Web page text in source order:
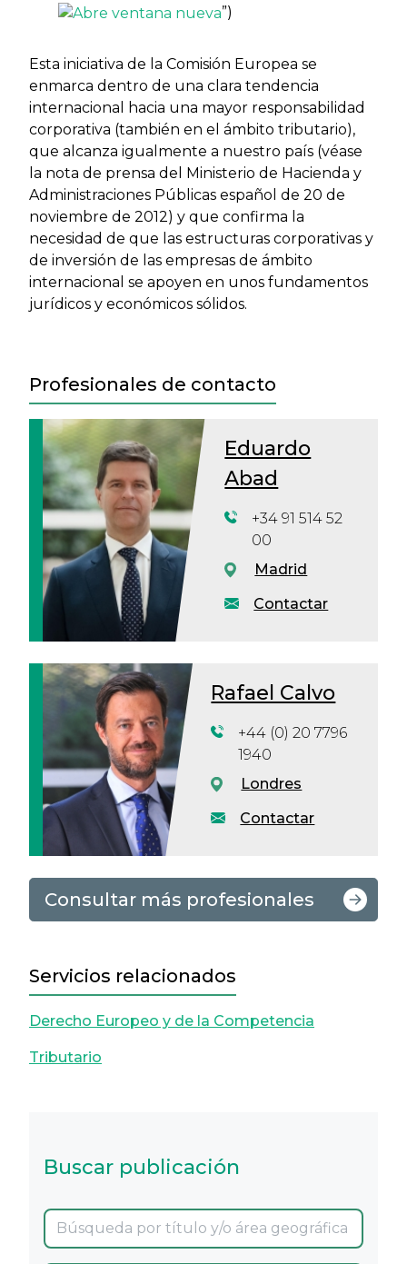
”)
Esta iniciativa de la Comisión Europea se
enmarca dentro de una clara tendencia
internacional hacia una mayor responsabilidad
corporativa (también en el ámbito tributario),
que alcanza igualmente a nuestro país (véase
la nota de prensa del Ministerio de Hacienda y
Administraciones Públicas español de 20 de
noviembre de 2012) y que confirma la
necesidad de que las estructuras corporativas y
de inversión de las empresas de ámbito
internacional se apoyen en unos fundamentos
jurídicos y económicos sólidos.
Profesionales de contacto
Eduardo
Abad
Contactar
+34 91 514 52
00
Madrid
Rafael Calvo
Contactar
+44 (0) 20 7796
1940
Londres
Consultar más profesionales
Servicios relacionados
Derecho Europeo y de la Competencia
Tributario
Buscar publicación